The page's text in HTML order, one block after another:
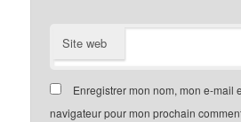
Site web
Enregistrer mon nom, mon e-mail
navigateur pour mon prochain